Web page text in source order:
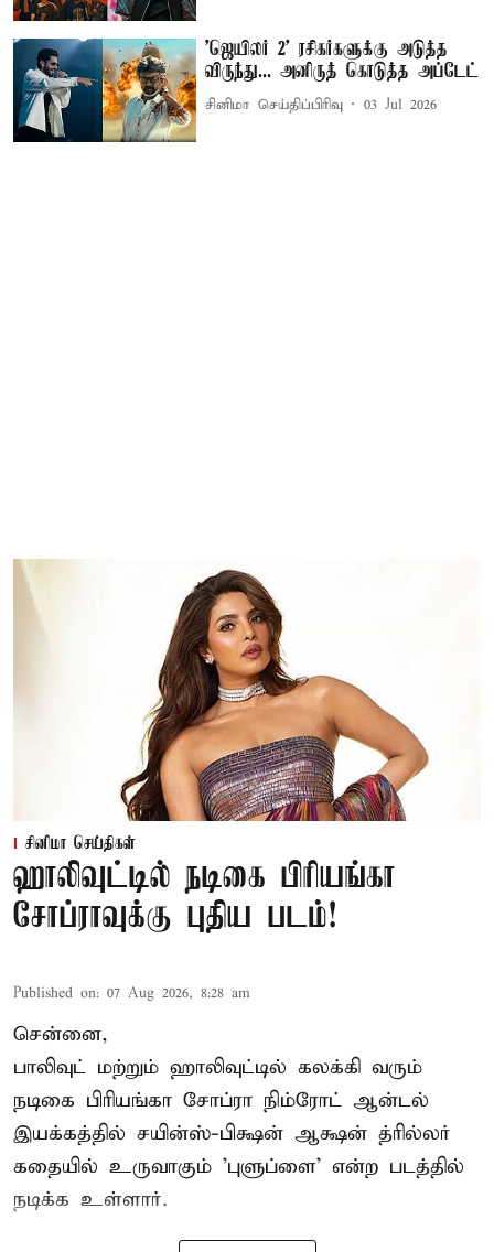
'ஜெயிலர் 2' ரசிகர்களுக்கு அடுத்த
விருந்து... அனிருத் கொடுத்த அப்டேட்
சினிமா செய்திப்பிரிவு 03 Jul 2026
சினிமா செய்திகள்
ஹாலிவுட்டில் நடிகை பிரியங்கா
சோப்ராவுக்கு புதிய படம்!
Published on: 07 Aug 2026, 8:28 am
சென்னை,
பாலிவுட் மற்றும் ஹாலிவுட்டில் கலக்கி வரும்
நடிகை பிரியங்கா சோப்ரா நிம்ரோட் ஆன்டல்
இயக்கத்தில் சயின்ஸ்-பிக்ஷன் ஆக்ஷன் த்ரில்லர்
கதையில் உருவாகும் 'புளுப்ளை' என்ற படத்தில்
நடிக்க உள்ளார்.